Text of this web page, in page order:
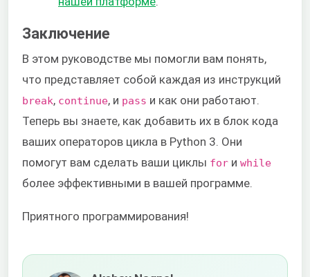
Заключение
В этом руководстве мы помогли вам понять,
что представляет собой каждая из инструкций
break, continue, и pass и как они работают.
Теперь вы знаете, как добавить их в блок кода
ваших операторов цикла в Python 3. Они
помогут вам сделать ваши циклы for и while
более эффективными в вашей программе.
Приятного программирования!